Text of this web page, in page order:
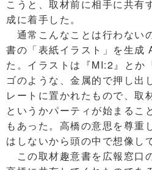
こうと、取材前に相手に共有
成に着手した。
通常こんなことは行わない
書の「表紙イラスト」を生成
た。イラストは『MI:2』とか
ゴのような、金属的で押し出
レートに置かれたもので、取
というかパーティが始まるこ
もあった。高橋の意思を尊重
はしないから頭の中で想像し
この取材趣意書を広報窓口